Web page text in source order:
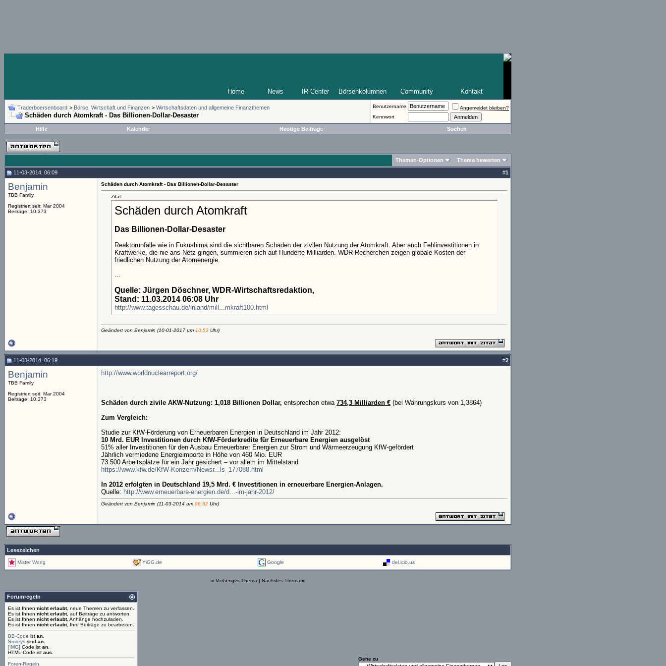
Home News IR-Center Börsenkolumnen Community Kontakt
Traderboersenboard > Börse, Wirtschaft und Finanzen > Wirtschaftsdaten und allgemeine Finanzthemen
Schäden durch Atomkraft - Das Billionen-Dollar-Desaster
Benutzername
Angemeldet bleiben?
Kennwort
Hilfe Kalender Heutige Beiträge Suchen
Themen-Optionen Thema bewerten
11-03-2014, 06:09 #1
Benjamin
TBB Family
Registriert seit: Mar 2004
Beiträge: 10.373
Schäden durch Atomkraft - Das Billionen-Dollar-Desaster
Zitat:
Schäden durch Atomkraft
Das Billionen-Dollar-Desaster
Reaktorunfälle wie in Fukushima sind die sichtbaren Schäden der zivilen Nutzung der Atomkraft. Aber auch Fehlinvestitionen in
Kraftwerke, die nie ans Netz gingen, summieren sich auf Hunderte Milliarden. WDR-Recherchen zeigen globale Kosten der
friedlichen Nutzung der Atomenergie.
...
Quelle: Jürgen Döschner, WDR-Wirtschaftsredaktion,
Stand: 11.03.2014 06:08 Uhr
http://www.tagesschau.de/inland/mill...mkraft100.html
Geändert von Benjamin (10-01-2017 um 10:53 Uhr)
11-03-2014, 06:19 #2
Benjamin
TBB Family
Registriert seit: Mar 2004
Beiträge: 10.373
http://www.worldnuclearreport.org/
Schäden durch zivile AKW-Nutzung: 1,018 Billionen Dollar, entsprechen etwa 734,3 Milliarden € (bei Währungskurs von 1,3864)
Zum Vergleich:
Studie zur KfW-Förderung von Erneuerbaren Energien in Deutschland im Jahr 2012:
10 Mrd. EUR Investitionen durch KfW-Förderkredite für Erneuerbare Energien ausgelöst
51% aller Investitionen für den Ausbau Erneuerbarer Energien zur Strom und Wärmeerzeugung KfW-gefördert
Jährlich vermiedene Energieimporte in Höhe von 460 Mio. EUR
73.500 Arbeitsplätze für ein Jahr gesichert – vor allem im Mittelstand
https://www.kfw.de/KfW-Konzern/Newsr...ls_177088.html
In 2012 erfolgten in Deutschland 19,5 Mrd. € Investitionen in erneuerbare Energien-Anlagen.
Quelle: http://www.erneuerbare-energien.de/d...-im-jahr-2012/
Geändert von Benjamin (11-03-2014 um 06:52 Uhr)
Lesezeichen
Mister Wong YiGG.de Google del.icio.us
« Vorheriges Thema | Nächstes Thema »
Forumregeln
Es ist Ihnen nicht erlaubt, neue Themen zu verfassen.
Es ist Ihnen nicht erlaubt, auf Beiträge zu antworten.
Es ist Ihnen nicht erlaubt, Anhänge hochzuladen.
Es ist Ihnen nicht erlaubt, Ihre Beiträge zu bearbeiten.
BB-Code ist an
Smileys sind an
[IMG] Code ist an
HTML-Code ist aus
Foren-Regeln
Gehe zu